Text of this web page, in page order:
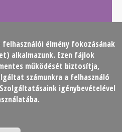
Társaság
Impresszum Kapcsolat
élmény fokozásának
alkalmazunk. Ezen fájlok
működését biztosítja,
számunkra a felhasználó
igénybevételével